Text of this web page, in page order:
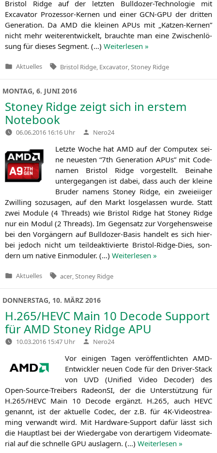
Bris­tol Ridge auf der letz­ten Bull­do­zer-Tech­no­lo­gie mit
Excava­tor Pro­zes­sor-Ker­nen und einer GCN-GPU der drit­ten
Gene­ra­ti­on. Da AMD die klei­nen APUs mit „Kat­zen-Ker­nen”
nicht mehr wei­ter­ent­wi­ckelt, brauch­te man eine Zwi­schen­lö­
sung für die­ses Seg­ment. (…) Wei­ter­le­sen »
Veröffentlicht
Aktuelles Tags:
Bristol Ridge Excavator Stoney Ridge
MONTAG, 6. JUNI 2016
Stoney Ridge zeigt sich in erstem
Notebook
06.06.2016 16:16 Uhr Verfasst
von
Nero24
Letz­te Woche hat AMD auf der Com­putex sei­
ne neu­es­ten “7th Gene­ra­ti­on APUs” mit Code­
na­men Bris­tol Ridge vor­ge­stellt. Bei­na­he
unter­ge­gan­gen ist dabei, dass auch der klei­ne
Bru­der namens Stoney Ridge, ein zwei­ei­iger
Zwil­ling sozu­sa­gen, auf den Markt los­ge­las­sen wur­de. Statt
zwei Modu­le (4 Threads) wie Bris­tol Ridge hat Stoney Ridge
nur ein Modul (2 Threads). Im Gegen­satz zur Vor­ge­hens­wei­se
bei den Vor­gän­gern auf Bull­do­zer-Basis han­delt es sich hier­
bei jedoch nicht um teil­de­ak­ti­vier­te Bris­tol-Ridge-Dies, son­
dern um nati­ve Ein­mo­du­ler. (…) Wei­ter­le­sen »
Veröffentlicht
Aktuelles Tags:
acer Stoney Ridge
DONNERSTAG, 10. MÄRZ 2016
H.265/HEVC Main 10 Decode Support
fürAMD Stoney Ridge APU
10.03.2016 15:47 Uhr Verfasst
von
Nero24
Vor eini­gen Tagen ver­öf­fent­lich­ten AMD-
Ent­wick­ler neu­en Code für den Dri­ver-Stack
von UVD (Uni­fied Video Deco­der) des
Open-Source-Trei­bers Rade­on­SI, der die Unter­stüt­zung für
H.265/HEVC Main 10 Decode ergänzt. H.265, auch HEVC
genannt, ist der aktu­el­le Codec, der z.B. für 4K-Video­strea­
ming ver­wandt wird. Mit Hard­ware-Sup­port dafür lässt sich
die Haupt­last bei der Wie­der­ga­be von der­ar­ti­gem Video­ma­te­
ri­al auf die schnel­le GPU aus­la­gern. (…) Wei­ter­le­sen »